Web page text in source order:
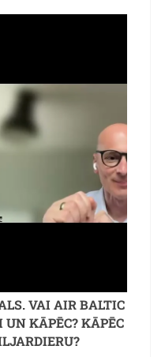
VAI AIR BALTIC
KĀPĒC? KĀPĒC